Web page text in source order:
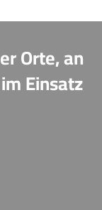
Orte, an
Einsatz